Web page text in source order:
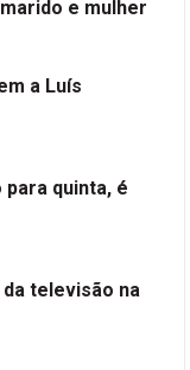
e mulher
a Luís
quinta, é
televisão na